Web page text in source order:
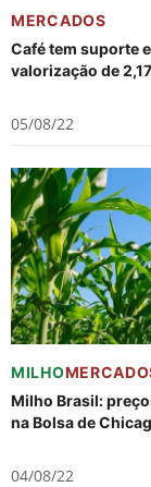
MERCADOS
Café tem suporte
valorização de
05/08/22
MILHO
Milho Brasil:
na Bolsa de
04/08/22